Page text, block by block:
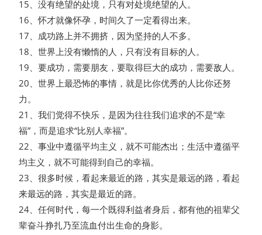
15、没有绝望的处境，只有对处境绝望的人。
16、怀才就像怀孕，时间久了一定看得出来。
17、成功路上并不拥挤，因为坚持的人不多。
18、世界上没有懒惰的人，只有没有目标的人。
19、要成功，需要朋友，要取得巨大的成功，需要敌人。
20、世界上最恐怖的事情，就是比你优秀的人比你还努
力。
21、我们觉得不快乐，是因为往往我们追求的不是“幸
福”，而是追求“比别人幸福”。
22、事业中遵循平均主义，就不可能杰出；生活中遵循平
均主义，就不可能得到自己的幸福。
23、很多时候，看起来最近的路，其实是最远的路，看起
来最远的路，其实是最近的路。
24、任何时代，每一个既得利益者身后，都有他的祖辈父
辈奋斗挣扎乃至流血付出生命的身影。